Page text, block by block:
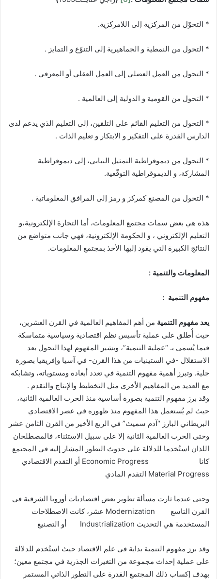
* التحوّل من المركزية إلى اللامركزية.
* التحول من النمطية و الجماهيرية إلى التنوّع و التمايز .
* التحول من العمل العضلي إلى العمل العقلي أو المعرفي .
* التحول من القومية و الدولية إلى العالمية .
* التحول من التعليم القائم على التلقين، إلى التعليم الذي يدعم لدى
الدارس القدرة على التفكير و الابتكار و تعليم الذات .
* التحول من ديموقراطية التمثيل النيابي، إلى ديموقراطية
المشاركة، و الديموقراطية التوقّعية.
* التحول من المصنع كمركز و رمز إلى المرافق المعلوماتية .
هذه هي بعض سمات مجتمع المعلومات، أما التجارة الإلكترونية،و
التعليم الإلكتروني ، و الحكومة الإلكترونية، فهي جانب متواضع من
النتائج الكبيرة التي يقود إليها الأخذ بمجتمع المعلومات.
المعلومات والتنمية :
مفهوم التنمية :
يعد مفهوم التنمية من أهم المفاهيم العالمية في القرن العشرين،
حيث أُطلق على عملية تأسيس نظم اقتصادية وسياسية متماسكة
فيما يُسمى بـ “عملية التنمية”، ويشير المفهوم لهذا التحول بعد
الاستقلال -في الستينيات من هذا القرن- في آسيا وإفريقيا بصورة
جلية. وتبرز أهمية مفهوم التنمية في تعدد أبعاده ومستوياته، وتشابكه
مع العديد من المفاهيم الأخرى مثل التخطيط والإنتاج والتقدم .
وقد برز مفهوم التنمية بصورة أساسية منذ الحرب العالمية الثانية،
حيث لم يُستعمل هذا المفهوم منذ ظهوره في عصر الاقتصادي
البريطاني البارز “آدم سميث” في الربع الأخير من القرن الثامن عشر
وحتى الحرب العالمية الثانية إلا على سبيل الاستثناء، فالمصطلحان
اللذان استُخدما للدلالة على حدوث التطور المشار إليه في المجتمع
كانا Economic Progress أو التقدم الاقتصادي
Material Progress التقدم المادي
وحتى عندما ثارت مسألة تطوير بعض اقتصاديات أوروبا الشرقية في
القرن التاسع Modernization عشر، كانت الاصطلاحات
المستخدمة هي التحديث Industrialization أو التصنيع
وقد برز مفهوم التنمية بداية في علم الاقتصاد حيث استُخدم للدلالة
على عملية إحداث مجموعة من التغيرات الجذرية في مجتمع معين؛
بهدف إكساب ذلك المجتمع القدرة على التطور الذاتي المستمر